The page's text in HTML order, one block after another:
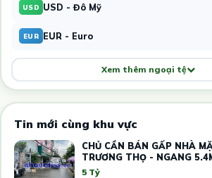
USD USD - Đô Mỹ
EUR EUR - Euro
Xem thêm ngoại tệ
Tin mới cùng khu vực
CHỦ CẦN BÁN GẤP NHÀ
TRƯƠNG THỌ - NGANG
12 TRIỆU
5 Tỷ